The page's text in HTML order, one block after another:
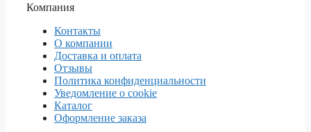
Компания
Контакты
О компании
Доставка и оплата
Отзывы
Политика конфиденциальности
Уведомление о cookie
Каталог
Оформление заказа